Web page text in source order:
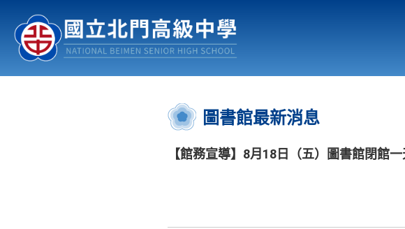
認識北中 行事曆
:::
圖書館最新消息
【館務宣導】8月18日（五）圖書館閉館